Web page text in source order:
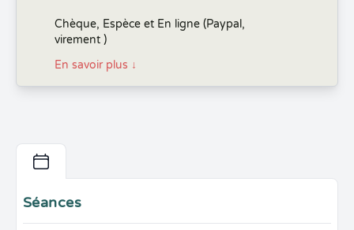
Chèque, Espèce et En ligne (Paypal,
virement )
En savoir plus ↓
Séances